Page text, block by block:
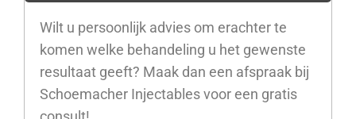
Wilt u persoonlijk advies om erachter te
komen welke behandeling u het gewenste
resultaat geeft? Maak dan een afspraak bij
Schoemacher Injectables voor een gratis